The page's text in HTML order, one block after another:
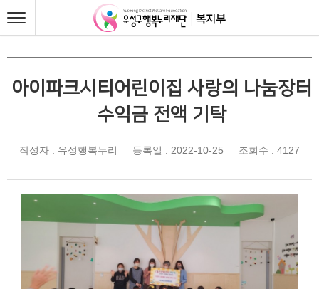
아이파크시티어린이집 사랑의 나눔장터
수익금 전액 기탁
작성자 : 유성행복누리 등록일 : 2022-10-25 조회수 : 4127